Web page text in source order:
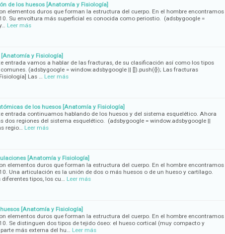
de los huesos [Anatomía y Fisiología]
elementos duros que forman la estructura del cuerpo. En el hombre encontramos
Su envoltura más superficial es conocida como periostio. (adsbygoogle =
Leer más
y Fisiología]
entrada vamos a hablar de las fracturas, de su clasificación así como los tipos
(adsbygoogle = window.adsbygoogle || []).push({}); Las fracturas
Las …
Leer más
de los huesos [Anatomía y Fisiología]
entrada continuamos hablando de los huesos y del sistema esquelético. Ahora
dos regiones del sistema esquelético. (adsbygoogle = window.adsbygoogle ||
regio…
Leer más
[Anatomía y Fisiología]
elementos duros que forman la estructura del cuerpo. En el hombre encontramos
Una articulación es la unión de dos o más huesos o de un hueso y cartílago.
tipos, los cu…
Leer más
[Anatomía y Fisiología]
elementos duros que forman la estructura del cuerpo. En el hombre encontramos
Se distinguen dos tipos de tejido óseo: el hueso cortical (muy compacto y
más externa del hu…
Leer más